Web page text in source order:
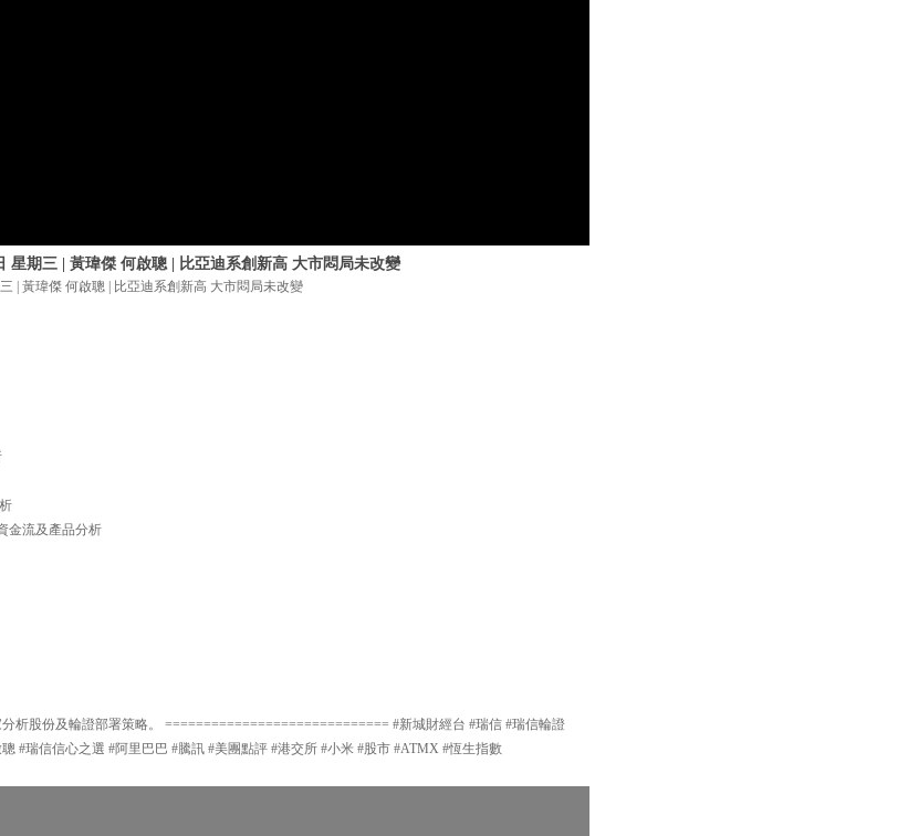
星期三 | 黃瑋傑 何啟聰 | 比亞迪系創新高 大市悶局未改變
| 黃瑋傑 何啟聰 | 比亞迪系創新高 大市悶局未改變
金流及產品分析
析股份及輪證部署策略。 ============================= #新城財經台 #瑞信 #瑞信輪證
#瑞信信心之選 #阿里巴巴 #騰訊 #美團點評 #港交所 #小米 #股市 #ATMX #恆生指數